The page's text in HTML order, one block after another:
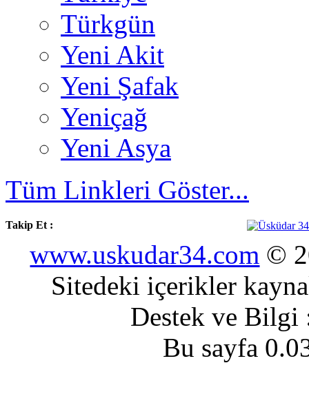
Türkgün
Yeni Akit
Yeni Şafak
Yeniçağ
Yeni Asya
Tüm Linkleri Göster...
Takip Et :
www.uskudar34.com ©
Sitedeki içerikler
Destek ve
Bu sayfa